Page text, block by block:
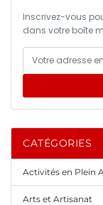
Inscrivez-vous
dans votre boîte
CATÉGORIES
Activités en Plein
Arts et Artisanat